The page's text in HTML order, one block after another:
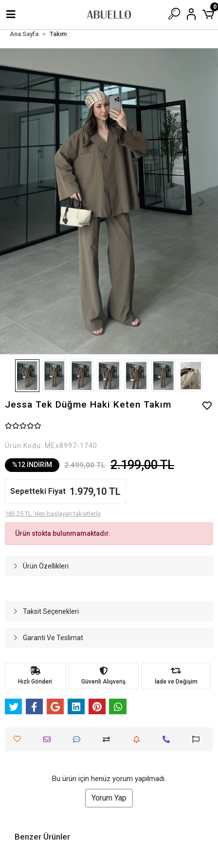
0
Ana Sayfa Takım
Jessa Tek Düğme Haki Keten Takım
Ürün Kodu: MEx8997-1740
%12 İNDİRİM 2.499,00 TL 2.199,00 TL
Sepetteki Fiyat 1.979,10 TL
183,25 TL 'den başlayan taksitlerle
Ürün stokta bulunmamaktadır.
Ürün Özellikleri
Taksit Seçenekleri
Garanti Ve Teslimat
Hızlı Gönderi Güvenli Alışveriş İade ve Değişim
Bu ürün için henüz yorum yapılmadı.
Yorum Yap
Benzer Ürünler